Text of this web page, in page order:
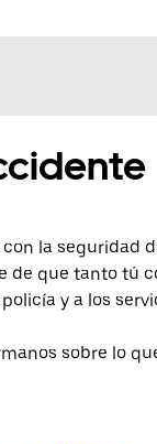
la seguridad
que tanto tú
y a los
sobre lo